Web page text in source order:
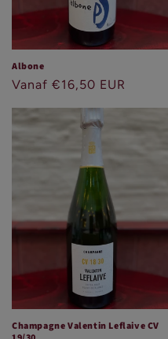
Albone
Normale
Vanaf €16,50 EUR
Champagne Valentin Leflaive CV